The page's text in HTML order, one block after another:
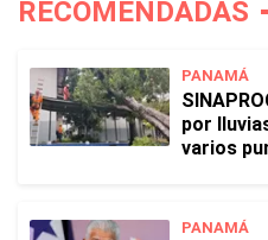
RECOMENDADAS
PANAMÁ
por
varios
PANAMÁ